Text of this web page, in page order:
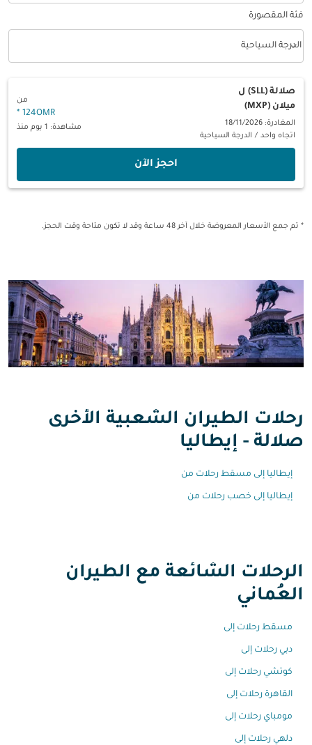
فئة المقصورة
فئة المقصورة option الدرجة السياحية Selected
الدرجة السياحية
keyboard_arrow_down
صلالة (SLL)
ل
ميلان (MXP)
المغادرة: 18/11/2026
اتجاه واحد / الدرجة السياحية
من
124OMR
*
مشاهدة: 1 يوم منذ
‫احجز الآن‬
* تم جمع الأسعار المعروضة خلال آخر 48 ساعة وقد لا تكون متاحة وقت الحجز.
رحلات الطيران الشعبية الأخرى
صلالة - إيطاليا
إيطاليا إلى مسقط رحلات من
إيطاليا إلى خصب رحلات من
الرحلات الشائعة مع الطيران
العُماني
مسقط رحلات إلى
دبي رحلات إلى
كوتشي رحلات إلى
القاهرة رحلات إلى
مومباي رحلات إلى
دلهي رحلات إلى